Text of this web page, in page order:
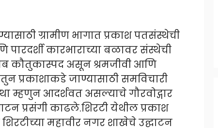
ग्रामीण भागात प्रकाश पतसंस्थेची
कारभाराच्या बळावर संस्थेची
कौतुकास्पद असून श्रमजीवी आणि
प्रकाशाकडे जाण्यासाठी समविचारी
म्हणुन आदर्शवत असल्याचे गौरवोद्गार
प्रसंगी काढले.शिरटी येथील प्रकाश
महावीर नगर शाखेचे उद्घाटन